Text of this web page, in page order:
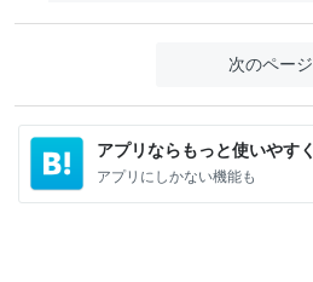
次のページ
アプリならもっと使いやすく
アプリにしかない機能も